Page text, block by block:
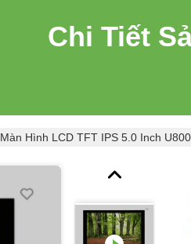
Chi Tiết
Màn Hình LCD TFT IPS 5.0 Inch